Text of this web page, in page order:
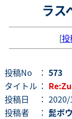
ラス
[投
投稿No ： 573
タイトル ：
投稿日
：
投稿者
： 髭ボ